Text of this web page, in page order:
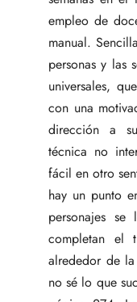
empleo de
manual.
personas y las
universales,
con una
dirección a
técnica no
fácil en otro
hay un punto
personajes
completan el
alrededor de
no sé lo que